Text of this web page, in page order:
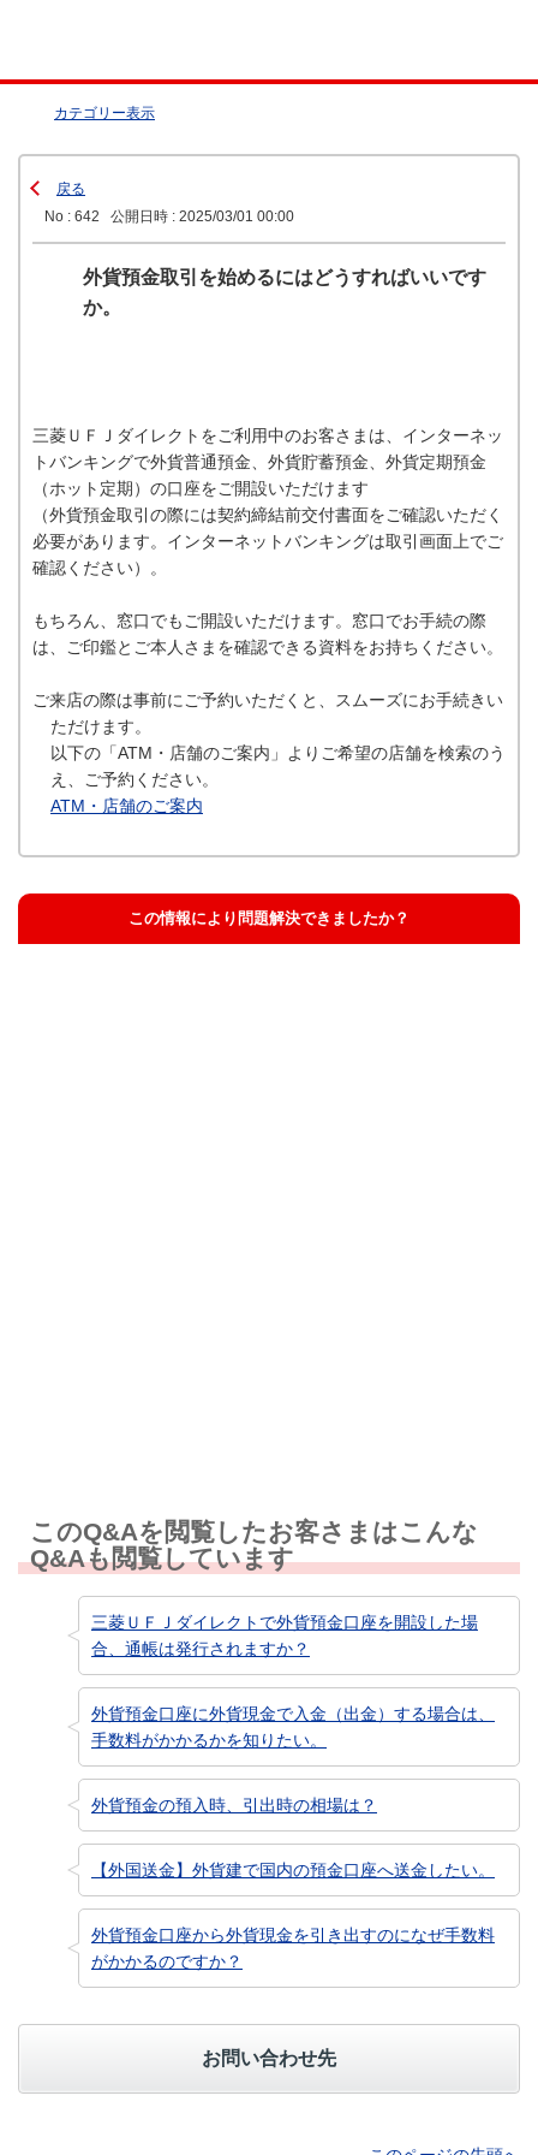
カテゴリー表示
戻る
No : 642
公開日時 : 2025/03/01 00:00
外貨預金取引を始めるにはどうすればいいです
か。
三菱ＵＦＪダイレクトをご利用中のお客さまは、インターネッ
トバンキングで外貨普通預金、外貨貯蓄預金、外貨定期預金
（ホット定期）の口座をご開設いただけます
（外貨預金取引の際には契約締結前交付書面をご確認いただく
必要があります。インターネットバンキングは取引画面上でご
確認ください）。
もちろん、窓口でもご開設いただけます。窓口でお手続の際
は、ご印鑑とご本人さまを確認できる資料をお持ちください。
ご来店の際は事前にご予約いただくと、スムーズにお手続きい
ただけます。
以下の「ATM・店舗のご案内」よりご希望の店舗を検索のう
え、ご予約ください。
ATM・店舗のご案内
この情報により問題解決できましたか？
このQ&Aを閲覧したお客さまはこんな
Q&Aも閲覧しています
三菱ＵＦＪダイレクトで外貨預金口座を開設した場
合、通帳は発行されますか？
外貨預金口座に外貨現金で入金（出金）する場合は、
手数料がかかるかを知りたい。
外貨預金の預入時、引出時の相場は？
【外国送金】外貨建で国内の預金口座へ送金したい。
外貨預金口座から外貨現金を引き出すのになぜ手数料
がかかるのですか？
お問い合わせ先